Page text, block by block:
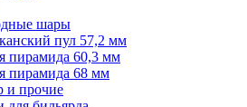
шары
пул 57,2 мм
пирамида 60,3 мм
пирамида 68 мм
и прочие